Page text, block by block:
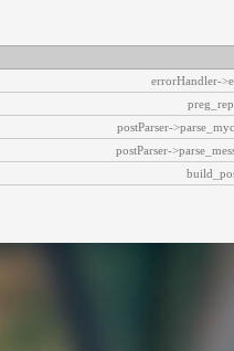
errorHandler-
postParser-
postParser-